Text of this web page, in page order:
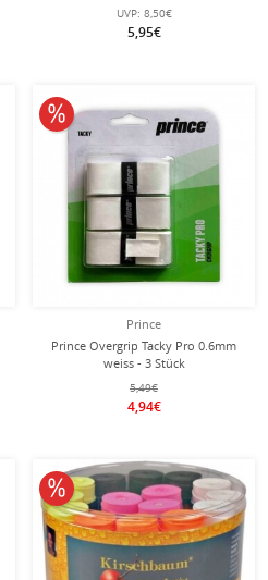
UVP: 8,50€
5,95€
Prince
Prince Overgrip Tacky Pro 0.6mm
weiss - 3 Stück
5,49€
4,94€
10% reduziert
10% reduziert